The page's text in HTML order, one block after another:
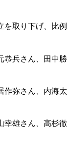
を取り下げ、比例
恭兵さん、田中勝
作弥さん、内海太
幸雄さん、高杉徹